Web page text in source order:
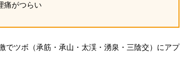
痛がつらい
でツボ（承筋・承山・太渓・湧泉・三陰交）にアプ